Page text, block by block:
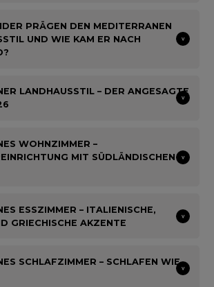
PRÄGEN DEN MEDITERRANEN
UND WIE KAM ER NACH
LANDHAUSSTIL – DER ANGESAGTE
WOHNZIMMER –
MIT SÜDLÄNDISCHEN
ESSZIMMER – ITALIENISCHE,
GRIECHISCHE AKZENTE
SCHLAFZIMMER – SCHLAFEN WIE